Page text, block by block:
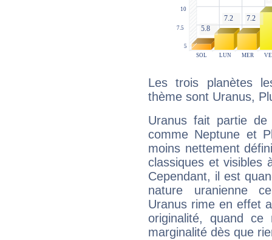
Les trois planètes
thème sont Uranus,
Uranus fait partie
comme Neptune et
moins nettement
classiques et visibles
Cependant, il est
nature uranienne
Uranus rime en effet
originalité, quand ce
marginalité dès que